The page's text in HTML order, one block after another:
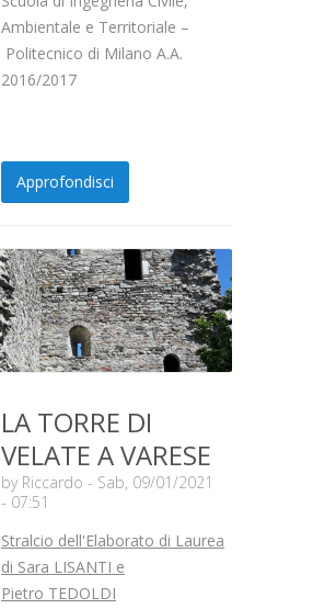
Ambientale e Territoriale –
Politecnico di Milano A.A.
2016/2017
Approfondisci
LA TORRE DI
VELATE A VARESE
by Riccardo - Sab, 09/01/2021
- 07:51
Stralcio dell'Elaborato di Laurea
di Sara LISANTI e
Pietro TEDOLDI